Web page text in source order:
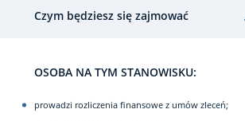
Czym będziesz się zajmować
OSOBA NA TYM STANOWISKU:
prowadzi rozliczenia finansowe z umów zleceń;